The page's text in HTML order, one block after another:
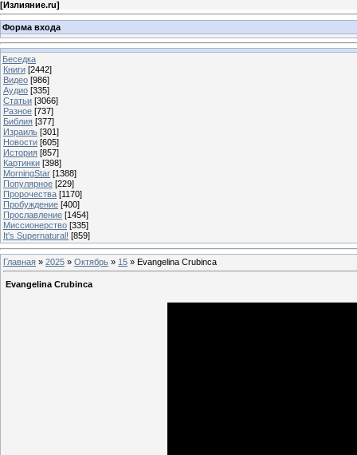
[Излияние.ru]
Форма входа
Беседка
Книги [2442]
Видео [986]
Аудио [335]
Статьи [3066]
Разное [737]
Библия [377]
Израиль [301]
Новости [605]
История [857]
Картинки [398]
MorningStar [1388]
Популярное [229]
Пророчества [1170]
Пробуждение [400]
Прославление [1454]
Миссионерство [335]
It's Supernatural! [859]
Главная » 2025 » Октябрь » 15 » Evangelina Crubinca
Evangelina Crubinca